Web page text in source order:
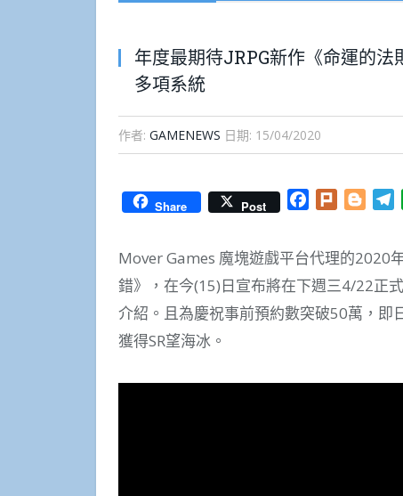
年度最期待JRPG新作《命運的
多項系統
作者: GAMENEWS 日期: 15/04/2020
Share Post Facebook
Plurk
Mover Games 魔塊遊戲平台代理的2020
錯》，在今(15)日宣布將在下週三4/22正
介紹。且為慶祝事前預約數突破50萬，即
獲得SR望海冰。